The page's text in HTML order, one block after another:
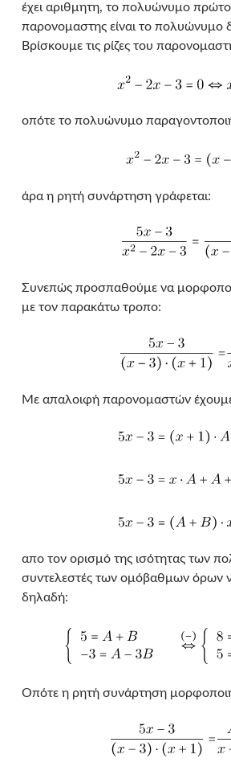
έχει αριθμητη, το πολυώνυμο
παρονομαστης είναι τo πολυώνυμο
Βρίσκουμε τις ρίζες του
οπότε το πολυώνυμο
άρα η ρητή συνάρτηση γράφεται:
Συνεπώς προσπαθούμε να
με τον παρακάτω τροπο:
Με απαλοιφή παρονομαστών
απο τον ορισμό της ισότητας των
συντελεστές των ομόβαθμων όρων να
δηλαδή:
Οπότε η ρητή συνάρτηση